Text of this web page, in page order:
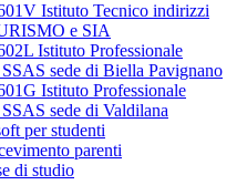
Istituto Tecnico indirizzi
e SIA
Istituto Professionale
sede di Biella Pavignano
Istituto Professionale
sede di Valdilana
per studenti
parenti
di studio